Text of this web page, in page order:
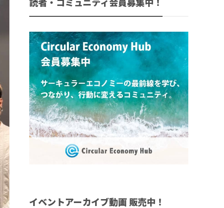
読者・コミュニティ会員募集中！
イベントアーカイブ動画 販売中！